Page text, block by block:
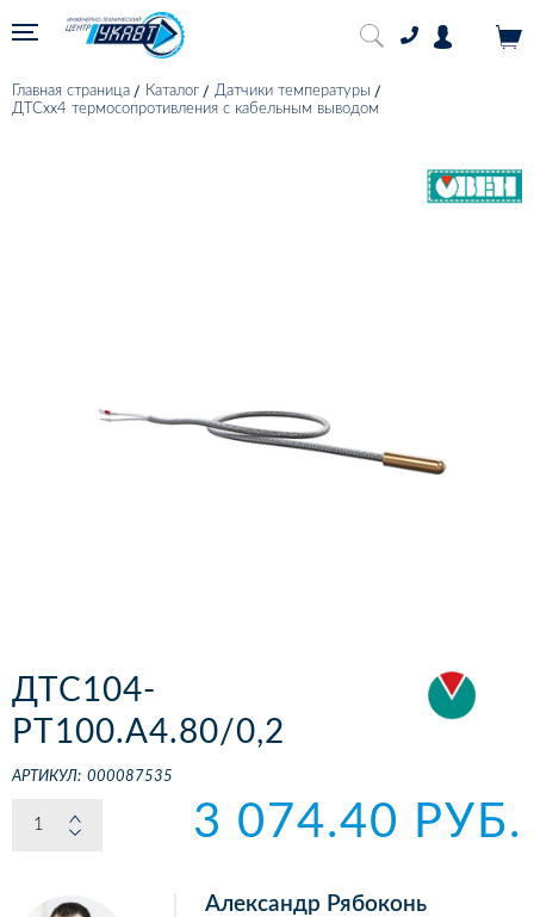
Главная страница Каталог
Датчики температуры
ДТСхх4 термосопротивления с кабельным выводом
ДТС104-
РТ100.А4.80/0,2
АРТИКУЛ: 000087535
3 074.40 РУБ.
Александр Рябоконь